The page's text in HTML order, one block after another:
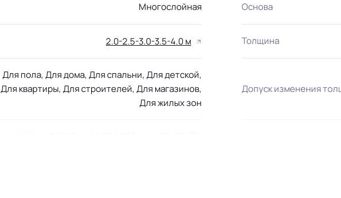
Многослойная Основа
2.0-2.5-3.0-3.5-4.0 м Толщина
Для пола, Для дома, Для спальни, Для детской,
Для квартиры, Для строителей, Для магазинов,
Для жилых зон
Допуск изменения